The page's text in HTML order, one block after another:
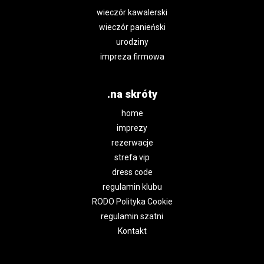
wieczór kawalerski
wieczór panieński
urodziny
impreza firmowa
.na skróty
home
imprezy
rezerwacje
strefa vip
dress code
regulamin klubu
RODO Polityka Cookie
regulamin szatni
Kontakt